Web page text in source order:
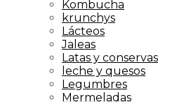
Kombucha
krunchys
Lácteos
Jaleas
Latas y conservas
leche y quesos
Legumbres
Mermeladas